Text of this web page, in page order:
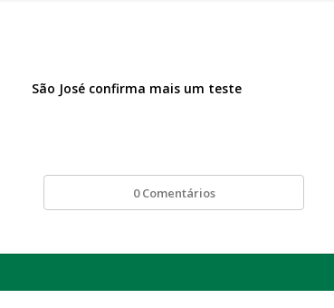
São José confirma mais um teste
0 Comentários